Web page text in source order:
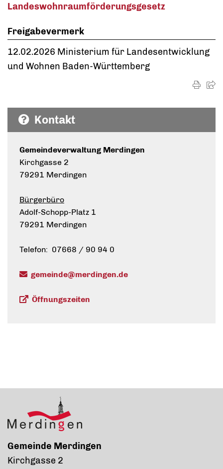
Landeswohnraumförderungsgesetz
Freigabevermerk
12.02.2026 Ministerium für Landesentwicklung
und Wohnen Baden-Württemberg
Kontakt
Gemeindeverwaltung Merdingen
Kirchgasse 2
79291 Merdingen
Bürgerbüro
Adolf-Schopp-Platz 1
79291 Merdingen
Telefon: 07668 / 90 94 0
gemeinde@merdingen.de
Öffnungszeiten
Gemeinde Merdingen
Kirchgasse 2